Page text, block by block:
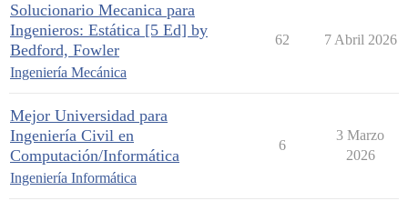
Solucionario Mecanica para
Ingenieros: Estática [5 Ed] by
Bedford, Fowler
Ingeniería Mecánica
62 7 Abril 2026
Mejor Universidad para
Ingeniería Civil en
Computación/Informática
Ingeniería Informática
6
3 Marzo
2026